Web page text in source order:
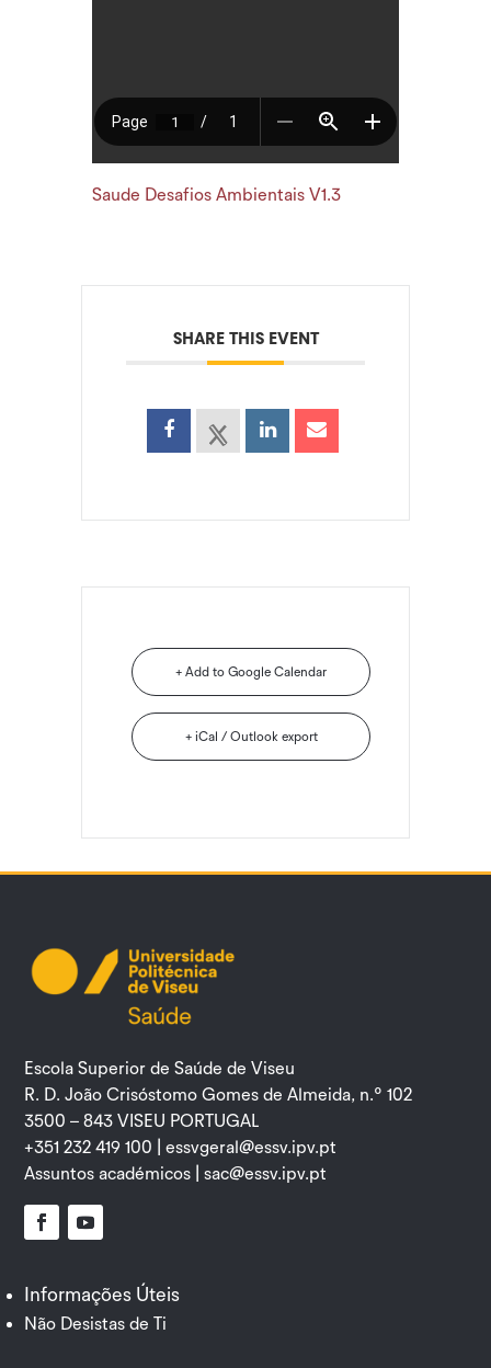
Saude Desafios Ambientais V1.3
SHARE THIS EVENT
+ Add to Google Calendar
+ iCal / Outlook export
Escola Superior de Saúde de Viseu
R. D. João Crisóstomo Gomes de Almeida, n.º 102
3500 – 843 VISEU PORTUGAL
+351 232 419 100 |essvgeral@essv.ipv.pt
Assuntos académicos |sac@essv.ipv.pt
Informações Úteis
Não Desistas de Ti